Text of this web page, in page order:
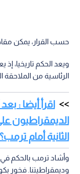
حسب القرار، يمكن
ويعد الحكم تاريخيا،
الرئاسية من الملاحقة
اقرأ أيضا :
الديمقراطيون
الثانية أمام ترمب؟
وأشاد ترمب بالحكم
وديمقراطيتنا. فخور